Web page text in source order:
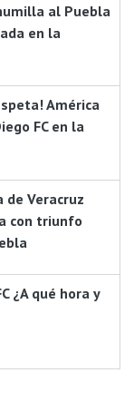
al Puebla
en la
América
FC en la
de Veracruz
con triunfo
¿A qué hora y